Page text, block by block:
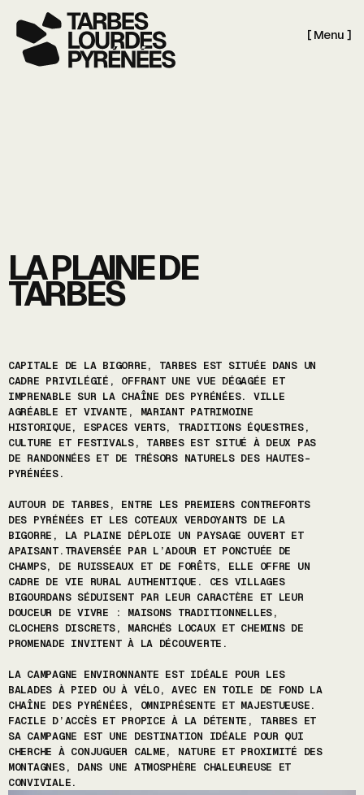
[ Menu ]
LA PLAINE DE
TARBES
CAPITALE DE LA BIGORRE, TARBES EST SITUÉE DANS UN
CADRE PRIVILÉGIÉ, OFFRANT UNE VUE DÉGAGÉE ET
IMPRENABLE SUR LA CHAÎNE DES PYRÉNÉES. VILLE
AGRÉABLE ET VIVANTE, MARIANT PATRIMOINE
HISTORIQUE, ESPACES VERTS, TRADITIONS ÉQUESTRES,
CULTURE ET FESTIVALS, TARBES EST SITUÉ À DEUX PAS
DE RANDONNÉES ET DE TRÉSORS NATURELS DES HAUTES-
PYRÉNÉES.
AUTOUR DE TARBES, ENTRE LES PREMIERS CONTREFORTS
DES PYRÉNÉES ET LES COTEAUX VERDOYANTS DE LA
BIGORRE, LA PLAINE DÉPLOIE UN PAYSAGE OUVERT ET
APAISANT.TRAVERSÉE PAR L’ADOUR ET PONCTUÉE DE
CHAMPS, DE RUISSEAUX ET DE FORÊTS, ELLE OFFRE UN
CADRE DE VIE RURAL AUTHENTIQUE. CES VILLAGES
BIGOURDANS SÉDUISENT PAR LEUR CARACTÈRE ET LEUR
DOUCEUR DE VIVRE : MAISONS TRADITIONNELLES,
CLOCHERS DISCRETS, MARCHÉS LOCAUX ET CHEMINS DE
PROMENADE INVITENT À LA DÉCOUVERTE.
LA CAMPAGNE ENVIRONNANTE EST IDÉALE POUR LES
BALADES À PIED OU À VÉLO, AVEC EN TOILE DE FOND LA
CHAÎNE DES PYRÉNÉES, OMNIPRÉSENTE ET MAJESTUEUSE.
FACILE D’ACCÈS ET PROPICE À LA DÉTENTE, TARBES ET
SA CAMPAGNE EST UNE DESTINATION IDÉALE POUR QUI
CHERCHE À CONJUGUER CALME, NATURE ET PROXIMITÉ DES
MONTAGNES, DANS UNE ATMOSPHÈRE CHALEUREUSE ET
CONVIVIALE.